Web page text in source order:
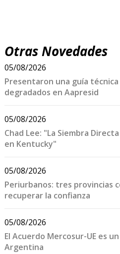
Otras Novedades
05/08/2026
Presentaron una guía
degradados en Aapresid
05/08/2026
Chad Lee: "La Siembra
en Kentucky"
05/08/2026
Periurbanos: tres provincias
recuperar la confianza
05/08/2026
El Acuerdo Mercosur-UE es
Argentina